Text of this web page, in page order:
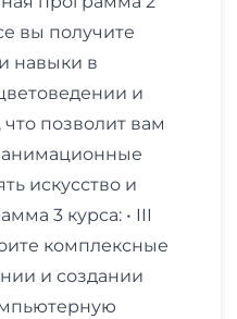
вы получите
навыки в
и
позволит вам
анимационные
искусство и
3 курса: • III
комплексные
и создании